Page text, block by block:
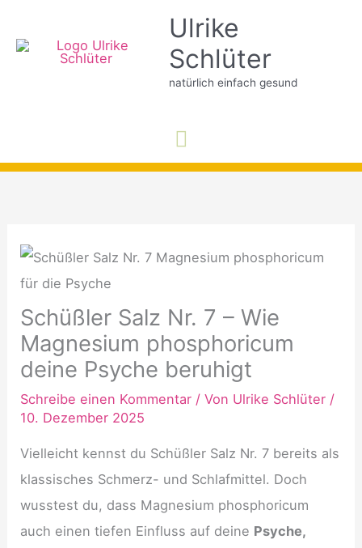
Inhalt
Ulrike
Schlüter
natürlich einfach gesund
Hauptmenü
Schüßler Salz Nr. 7 – Wie
Magnesium phosphoricum
deine Psyche beruhigt
Schreibe einen Kommentar / Von Ulrike Schlüter /
10. Dezember 2025
Vielleicht kennst du Schüßler Salz Nr. 7 bereits als
klassisches Schmerz- und Schlafmittel. Doch
wusstest du, dass Magnesium phosphoricum
auch einen tiefen Einfluss auf deine Psyche,